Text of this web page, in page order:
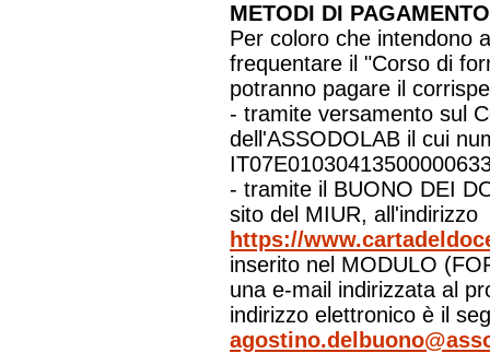
METODI DI
Per coloro che intendono
frequentare il "Corso di
potranno pagare il
- tramite versamento sul
dell'ASSODOLAB il cui
- tramite il BUONO DEI
sito del MIUR, all'indirizzo
https://
inserito nel MODULO
una e-mail indirizzata al
indirizzo elettronico è il